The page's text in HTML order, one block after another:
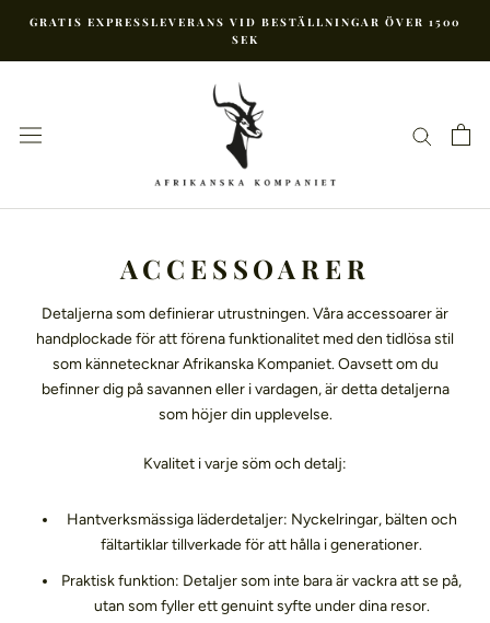
innehåll
GRATIS EXPRESSLEVERANS VID BESTÄLLNINGAR ÖVER 1500
SEK
ACCESSOARER
Detaljerna som definierar utrustningen.Våra accessoarer är
handplockade för att förena funktionalitet med den tidlösa stil
som kännetecknar Afrikanska Kompaniet.Oavsett om du
befinner dig på savannen eller i vardagen,är detta detaljerna
som höjer din upplevelse.
Kvalitet i varje söm och detalj:
Hantverksmässiga läderdetaljer: Nyckelringar,bälten och
fältartiklar tillverkade för att hålla i generationer.
Praktisk funktion: Detaljer som inte bara är vackra att se på,
utan som fyller ett genuint syfte under dina resor.